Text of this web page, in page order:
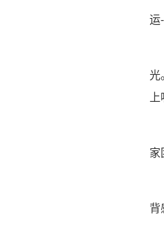
运
光
上
家
背